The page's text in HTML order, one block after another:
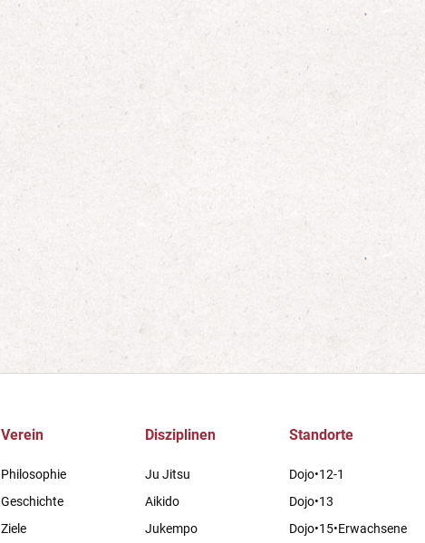
Verein
Philosophie
Geschichte
Ziele
Disziplinen
Ju Jitsu
Aikido
Jukempo
Standorte
Dojo•12-1
Dojo•13
Dojo•15•Erwachsene